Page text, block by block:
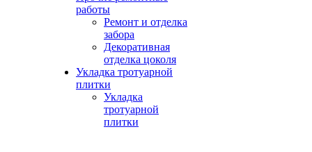
работы
Ремонт и отделка
забора
Декоративная
отделка цоколя
Укладка тротуарной
плитки
Укладка
тротуарной
плитки